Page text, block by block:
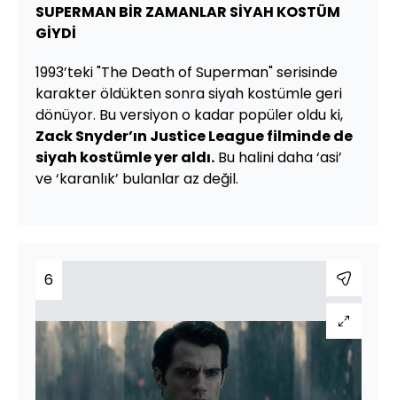
SUPERMAN BİR ZAMANLAR SİYAH KOSTÜM
GİYDİ
1993’teki "The Death of Superman" serisinde
karakter öldükten sonra siyah kostümle geri
dönüyor. Bu versiyon o kadar popüler oldu ki,
Zack Snyder’ın Justice League filminde de
siyah kostümle yer aldı. Bu halini daha ‘asi’
ve ‘karanlık’ bulanlar az değil.
6